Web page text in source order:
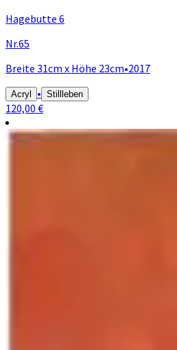
Hagebutte 6
Nr.65
Breite 31cm x Höhe 23cm•2017
Acryl • Stillleben
120,00 €